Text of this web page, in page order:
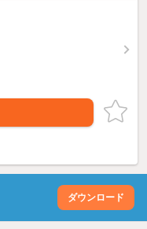
ダウンロード